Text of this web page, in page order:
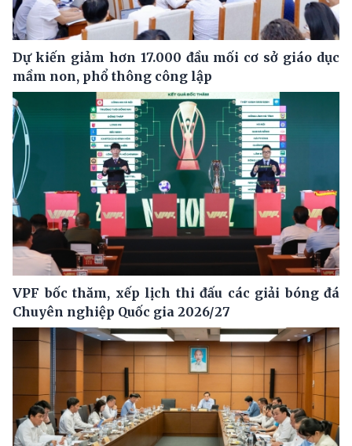
Dự kiến giảm hơn 17.000 đầu mối cơ sở giáo dục
mầm non, phổ thông công lập
VPF bốc thăm, xếp lịch thi đấu các giải bóng đá
Chuyên nghiệp Quốc gia 2026/27